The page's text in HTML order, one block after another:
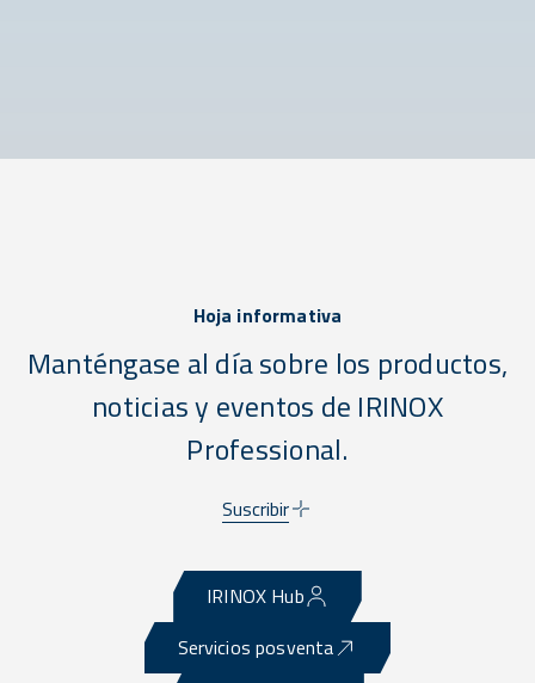
Hoja informativa
Manténgase al día sobre los productos,
noticias y eventos de IRINOX
Professional.
Suscribir
IRINOX Hub
Servicios posventa